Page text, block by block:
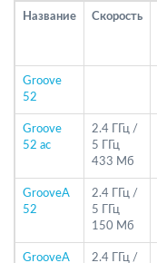
Название Скорость
Groove
52
Groove
52 ac
2.4 ГГц /
5 ГГц
433 Мб
GrooveA
52
2.4 ГГц /
5 ГГц
150 Мб
GrooveA
2.4 ГГц /